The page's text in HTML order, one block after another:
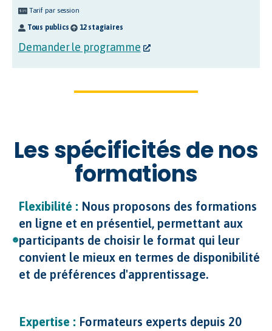
Tarif par session
Tous publics
12 stagiaires
Demander le programme
Les spécificités de nos
formations
Flexibilité : Nous proposons des formations
en ligne et en présentiel, permettant aux
participants de choisir le format qui leur
convient le mieux en termes de disponibilité
et de préférences d'apprentissage.
Expertise : Formateurs experts depuis 20